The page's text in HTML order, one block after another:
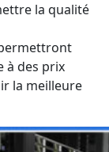
la qualité
à des prix
la meilleure